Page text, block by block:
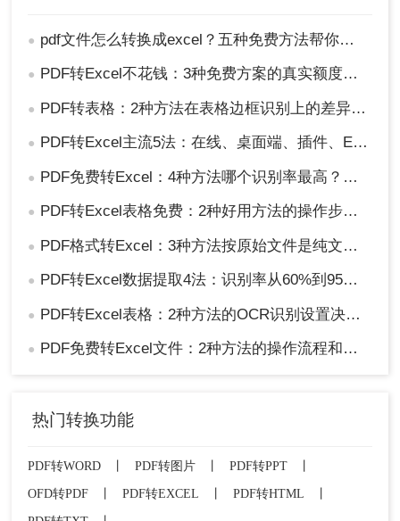
● pdf文件怎么转换成excel？五种免费方法帮你解决！
● PDF转Excel不花钱：3种免费方案的真实额度和识别效果！
● PDF转表格：2种方法在表格边框识别上的差异，复杂表格要特别注意！
● PDF转Excel主流5法：在线、桌面端、插件、Excel自带、截图识别各适合谁！
● PDF免费转Excel：4种方法哪个识别率最高？实测数据说话！
● PDF转Excel表格免费：2种好用方法的操作步骤和识别准确率！
● PDF格式转Excel：3种方法按原始文件是纯文本还是扫描件选择！
● PDF转Excel数据提取4法：识别率从60%到95%，差别在OCR设置！
● PDF转Excel表格：2种方法的OCR识别设置决定输出质量！
● PDF免费转Excel文件：2种方法的操作流程和常见识别错误修复！
热门转换功能
PDF转WORD PDF转图片 PDF转PPT
OFD转PDF
PDF转EXCEL PDF转HTML